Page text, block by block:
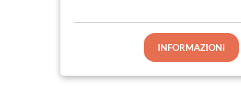
INFORMAZIONI